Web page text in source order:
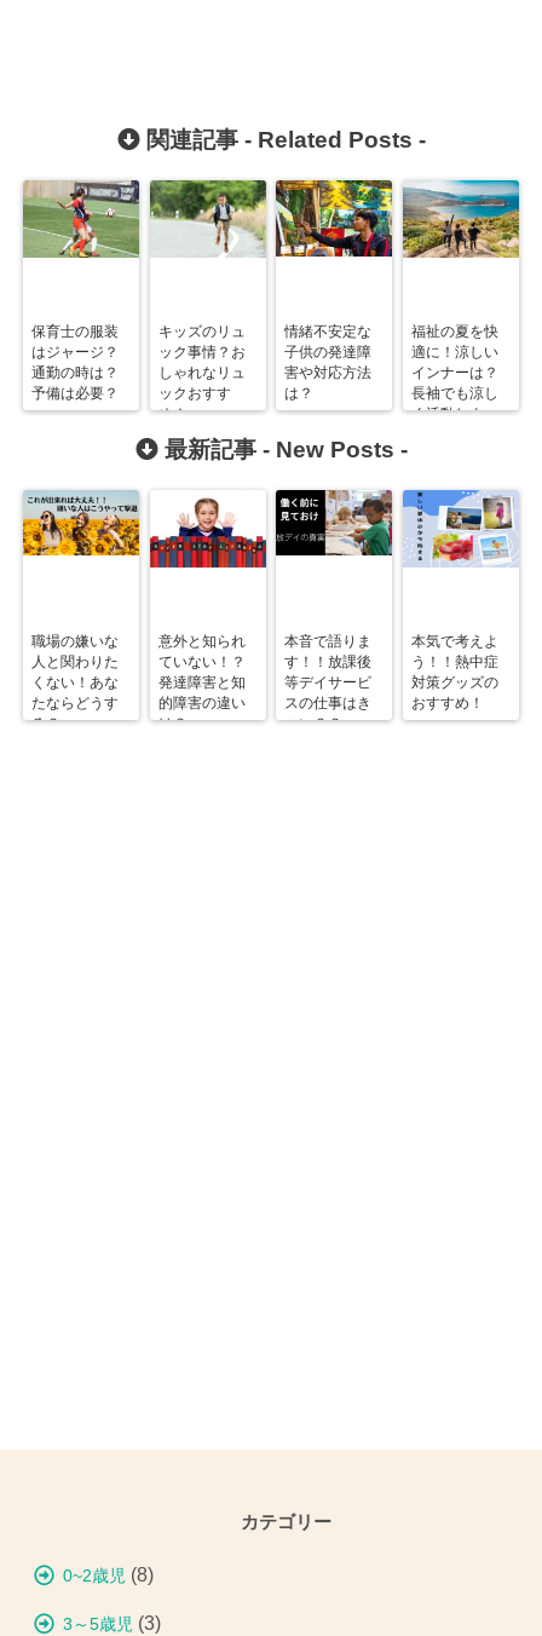
関連記事 - Related Posts -
保育士の服装
はジャージ？
通勤の時は？
予備は必要？
キッズのリュ
ック事情？お
しゃれなリュ
ックおすす
め！
情緒不安定な
子供の発達障
害や対応方法
は？
福祉の夏を快
適に！涼しい
インナーは？
長袖でも涼し
く活動しよ
最新記事 - New Posts -
職場の嫌いな
人と関わりた
くない！あな
たならどうす
る？
意外と知られ
ていない！？
発達障害と知
的障害の違い
は？
本音で語りま
す！！放課後
等デイサービ
スの仕事はき
つい？？
本気で考えよ
う！！熱中症
対策グッズの
おすすめ！
カテゴリー
0~2歳児 (8)
3～5歳児 (3)